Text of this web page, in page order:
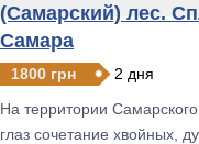
(Самарский) лес.
Самара
1800 грн
2 дня
На территории
глаз сочетание хвойных,